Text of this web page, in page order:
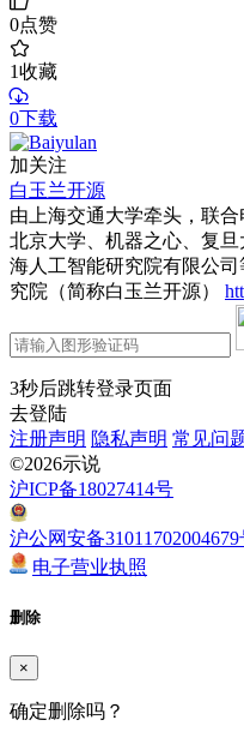
0点赞
1收藏
0下载
加关注
白玉兰开源
由上海交通大学牵头，联合
北京大学、机器之心、复
海人工智能研究院有限公
究院（简称白玉兰开源）
3秒后跳转登录页面
去登陆
注册声明 隐私声明 常见问
©2026示说
沪ICP备18027414号
沪公网安备31011702004679
电子营业执照
删除
×
确定删除吗？